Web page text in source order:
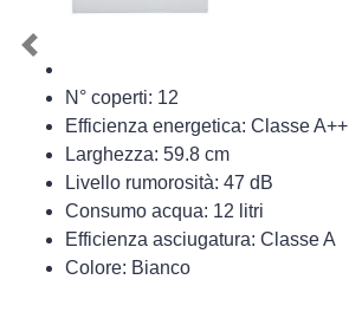
N° coperti: 12
Efficienza energetica: Classe A++
Larghezza: 59.8 cm
Livello rumorosità: 47 dB
Consumo acqua: 12 litri
Efficienza asciugatura: Classe A
Colore: Bianco
Previous